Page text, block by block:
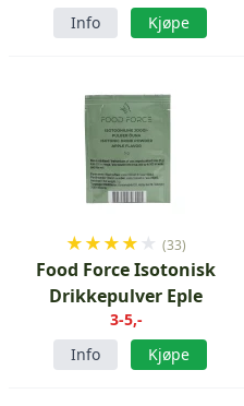
Info
Kjøpe
★★★★ ★ (33)
Food Force Isotonisk
Drikkepulver Eple
3-5,-
Info
Kjøpe